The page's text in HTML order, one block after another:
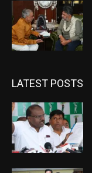
LATEST POSTS